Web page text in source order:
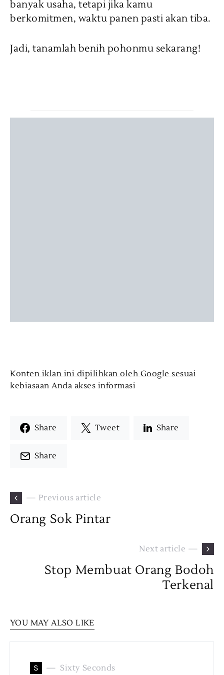
banyak usaha, tetapi jika kamu
berkomitmen, waktu panen pasti akan tiba.
Jadi, tanamlah benih pohonmu sekarang!
Konten iklan ini dipilihkan oleh Google sesuai
kebiasaan Anda akses informasi
Share Tweet Share
Share
— Previous article
Orang Sok Pintar
Next article —
Stop Membuat Orang Bodoh
Terkenal
YOU MAY ALSO LIKE
S Sixty Seconds